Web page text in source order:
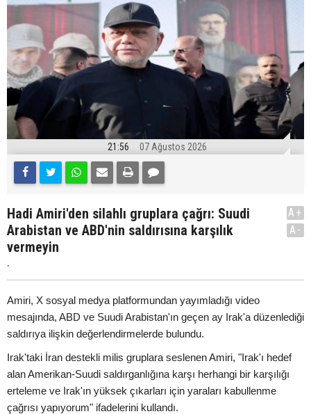
21:56 07 Ağustos 2026
Hadi Amiri'den silahlı gruplara çağrı: Suudi
Arabistan ve ABD'nin saldırısına karşılık
vermeyin
.
A+
A-
Amiri, X sosyal medya platformundan yayımladığı video
mesajında, ABD ve Suudi Arabistan'ın geçen ay Irak'a düzenlediği
saldırıya ilişkin değerlendirmelerde bulundu.
Irak'taki İran destekli milis gruplara seslenen Amiri, "Irak'ı hedef
alan Amerikan-Suudi saldırganlığına karşı herhangi bir karşılığı
erteleme ve Irak'ın yüksek çıkarları için yaraları kabullenme
çağrısı yapıyorum" ifadelerini kullandı.